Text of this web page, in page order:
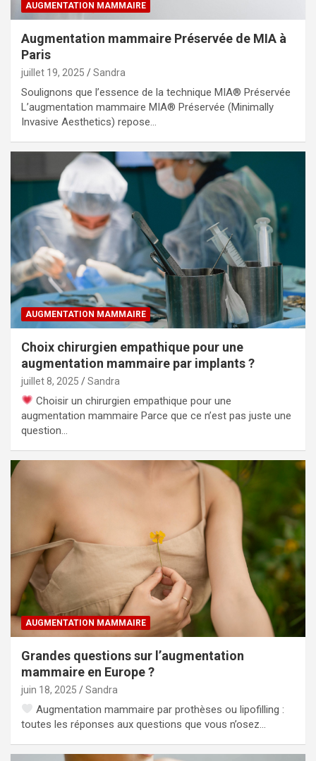
AUGMENTATION MAMMAIRE
Augmentation mammaire Préservée de MIA à
Paris
juillet 19, 2025 Sandra
Soulignons que l’essence de la technique MIA® Préservée
L’augmentation mammaire MIA® Préservée (Minimally
Invasive Aesthetics) repose…
AUGMENTATION MAMMAIRE
Choix chirurgien empathique pour une
augmentation mammaire par implants ?
juillet 8, 2025 Sandra
Choisir un chirurgien empathique pour une
augmentation mammaire Parce que ce n’est pas juste une
question…
AUGMENTATION MAMMAIRE
Grandes questions sur l’augmentation
mammaire en Europe ?
juin 18, 2025 Sandra
Augmentation mammaire par prothèses ou lipofilling :
toutes les réponses aux questions que vous n’osez…